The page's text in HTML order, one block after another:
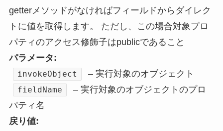
getterメソッドがなければフィールドからダイレク
トに値を取得します。 ただし、この場合対象プロ
パティのアクセス修飾子はpublicであること
パラメータ:
invokeObject – 実行対象のオブジェクト
fieldName
– 実行対象のオブジェクトのプロ
パティ名
戻り値: